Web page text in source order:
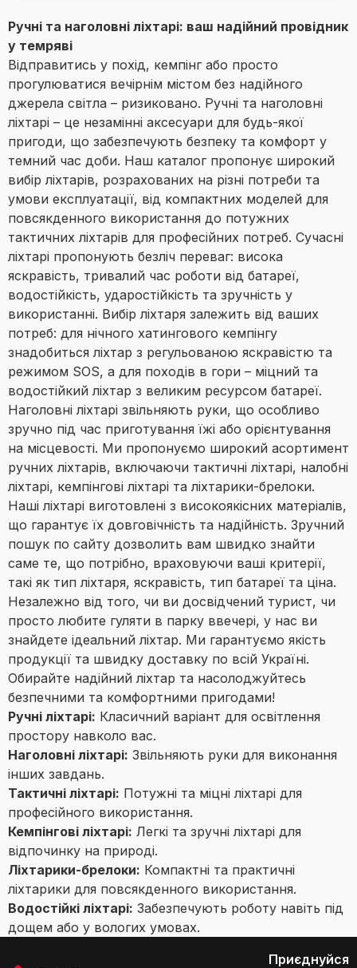
Ручні та наголовні ліхтарі: ваш надійний провідник
у темряві
Відправитись у похід, кемпінг або просто
прогулюватися вечірнім містом без надійного
джерела світла – ризиковано. Ручні та наголовні
ліхтарі – це незамінні аксесуари для будь-якої
пригоди, що забезпечують безпеку та комфорт у
темний час доби. Наш каталог пропонує широкий
вибір ліхтарів, розрахованих на різні потреби та
умови експлуатації, від компактних моделей для
повсякденного використання до потужних
тактичних ліхтарів для професійних потреб. Сучасні
ліхтарі пропонують безліч переваг: висока
яскравість, тривалий час роботи від батареї,
водостійкість, ударостійкість та зручність у
використанні. Вибір ліхтаря залежить від ваших
потреб: для нічного хатингового кемпінгу
знадобиться ліхтар з регульованою яскравістю та
режимом SOS, а для походів в гори – міцний та
водостійкий ліхтар з великим ресурсом батареї.
Наголовні ліхтарі звільняють руки, що особливо
зручно під час приготування їжі або орієнтування
на місцевості. Ми пропонуємо широкий асортимент
ручних ліхтарів, включаючи тактичні ліхтарі, налобні
ліхтарі, кемпінгові ліхтарі та ліхтарики-брелоки.
Наші ліхтарі виготовлені з високоякісних матеріалів,
що гарантує їх довговічність та надійність. Зручний
пошук по сайту дозволить вам швидко знайти
саме те, що потрібно, враховуючи ваші критерії,
такі як тип ліхтаря, яскравість, тип батареї та ціна.
Незалежно від того, чи ви досвідчений турист, чи
просто любите гуляти в парку ввечері, у нас ви
знайдете ідеальний ліхтар. Ми гарантуємо якість
продукції та швидку доставку по всій Україні.
Обирайте надійний ліхтар та насолоджуйтесь
безпечними та комфортними пригодами!
Ручні ліхтарі: Класичний варіант для освітлення
простору навколо вас.
Наголовні ліхтарі: Звільняють руки для виконання
інших завдань.
Тактичні ліхтарі: Потужні та міцні ліхтарі для
професійного використання.
Кемпінгові ліхтарі: Легкі та зручні ліхтарі для
відпочинку на природі.
Ліхтарики-брелоки: Компактні та практичні
ліхтарики для повсякденного використання.
Водостійкі ліхтарі: Забезпечують роботу навіть під
дощем або у вологих умовах.
Приєднуйся